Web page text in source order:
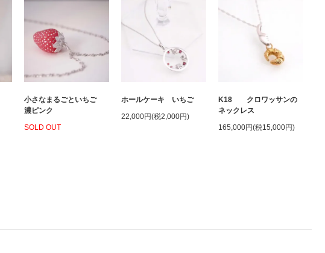
小さなまるごといちご
濃ピンク
SOLD OUT
ホールケーキ いちご
22,000円(税2,000円)
K18 クロワッサンの
ネックレス
165,000円(税15,000円)